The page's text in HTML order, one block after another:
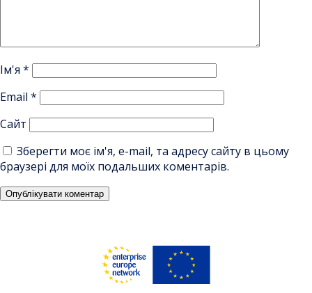
Ім'я *
Email *
Сайт
Зберегти моє ім'я, e-mail, та адресу сайту в цьому
браузері для моїх подальших коментарів.